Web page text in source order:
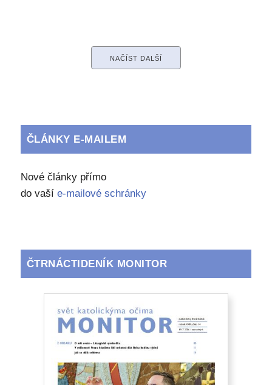
NAČÍST DALŠÍ
ČLÁNKY E-MAILEM
Nové články přímo
do vaší e-mailové schránky
ČTRNÁCTIDENÍK MONITOR